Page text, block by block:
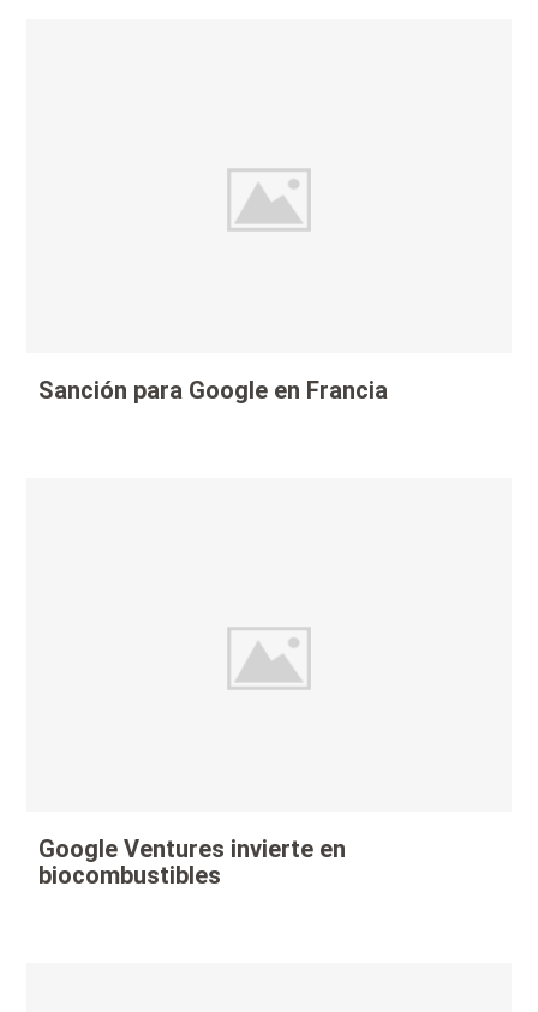
Sanción para Google en Francia
Google Ventures invierte en
biocombustibles